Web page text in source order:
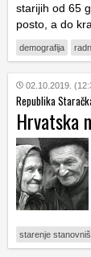
starijih od 65
posto, a do
demografija
02.10.2019.
Republika
Hrvatska
starenje